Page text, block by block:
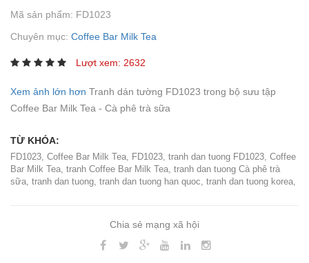
Mã sản phẩm: FD1023
Chuyên mục: Coffee Bar Milk Tea
Lượt xem: 2632
Xem ảnh lớn hơn Tranh dán tường FD1023 trong bộ sưu tập
Coffee Bar Milk Tea - Cà phê trà sữa
TỪ KHÓA:
FD1023 Coffee Bar Milk Tea FD1023 tranh dan tuong FD1023 Coffee
Bar Milk Tea tranh Coffee Bar Milk Tea tranh dan tuong Cà phê trà
sữa tranh dan tuong tranh dan tuong han quoc tranh dan tuong korea
Chia sẻ mạng xã hội